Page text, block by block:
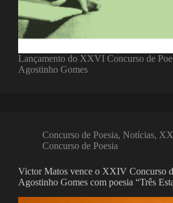
Lançamento do XXVI Concurso de
Agostinho Gomes
Concurso de Poesia, Notícias,
Concurso de Poesia
Victor Matos vence o XXIV Concurso
Agostinho Gomes com poesia “Três